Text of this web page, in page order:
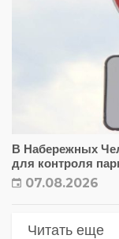
В Набережных
для контроля
07.08.2026
Читать еще